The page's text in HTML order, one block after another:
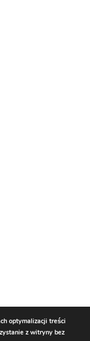
optymalizacji treści
z witryny bez